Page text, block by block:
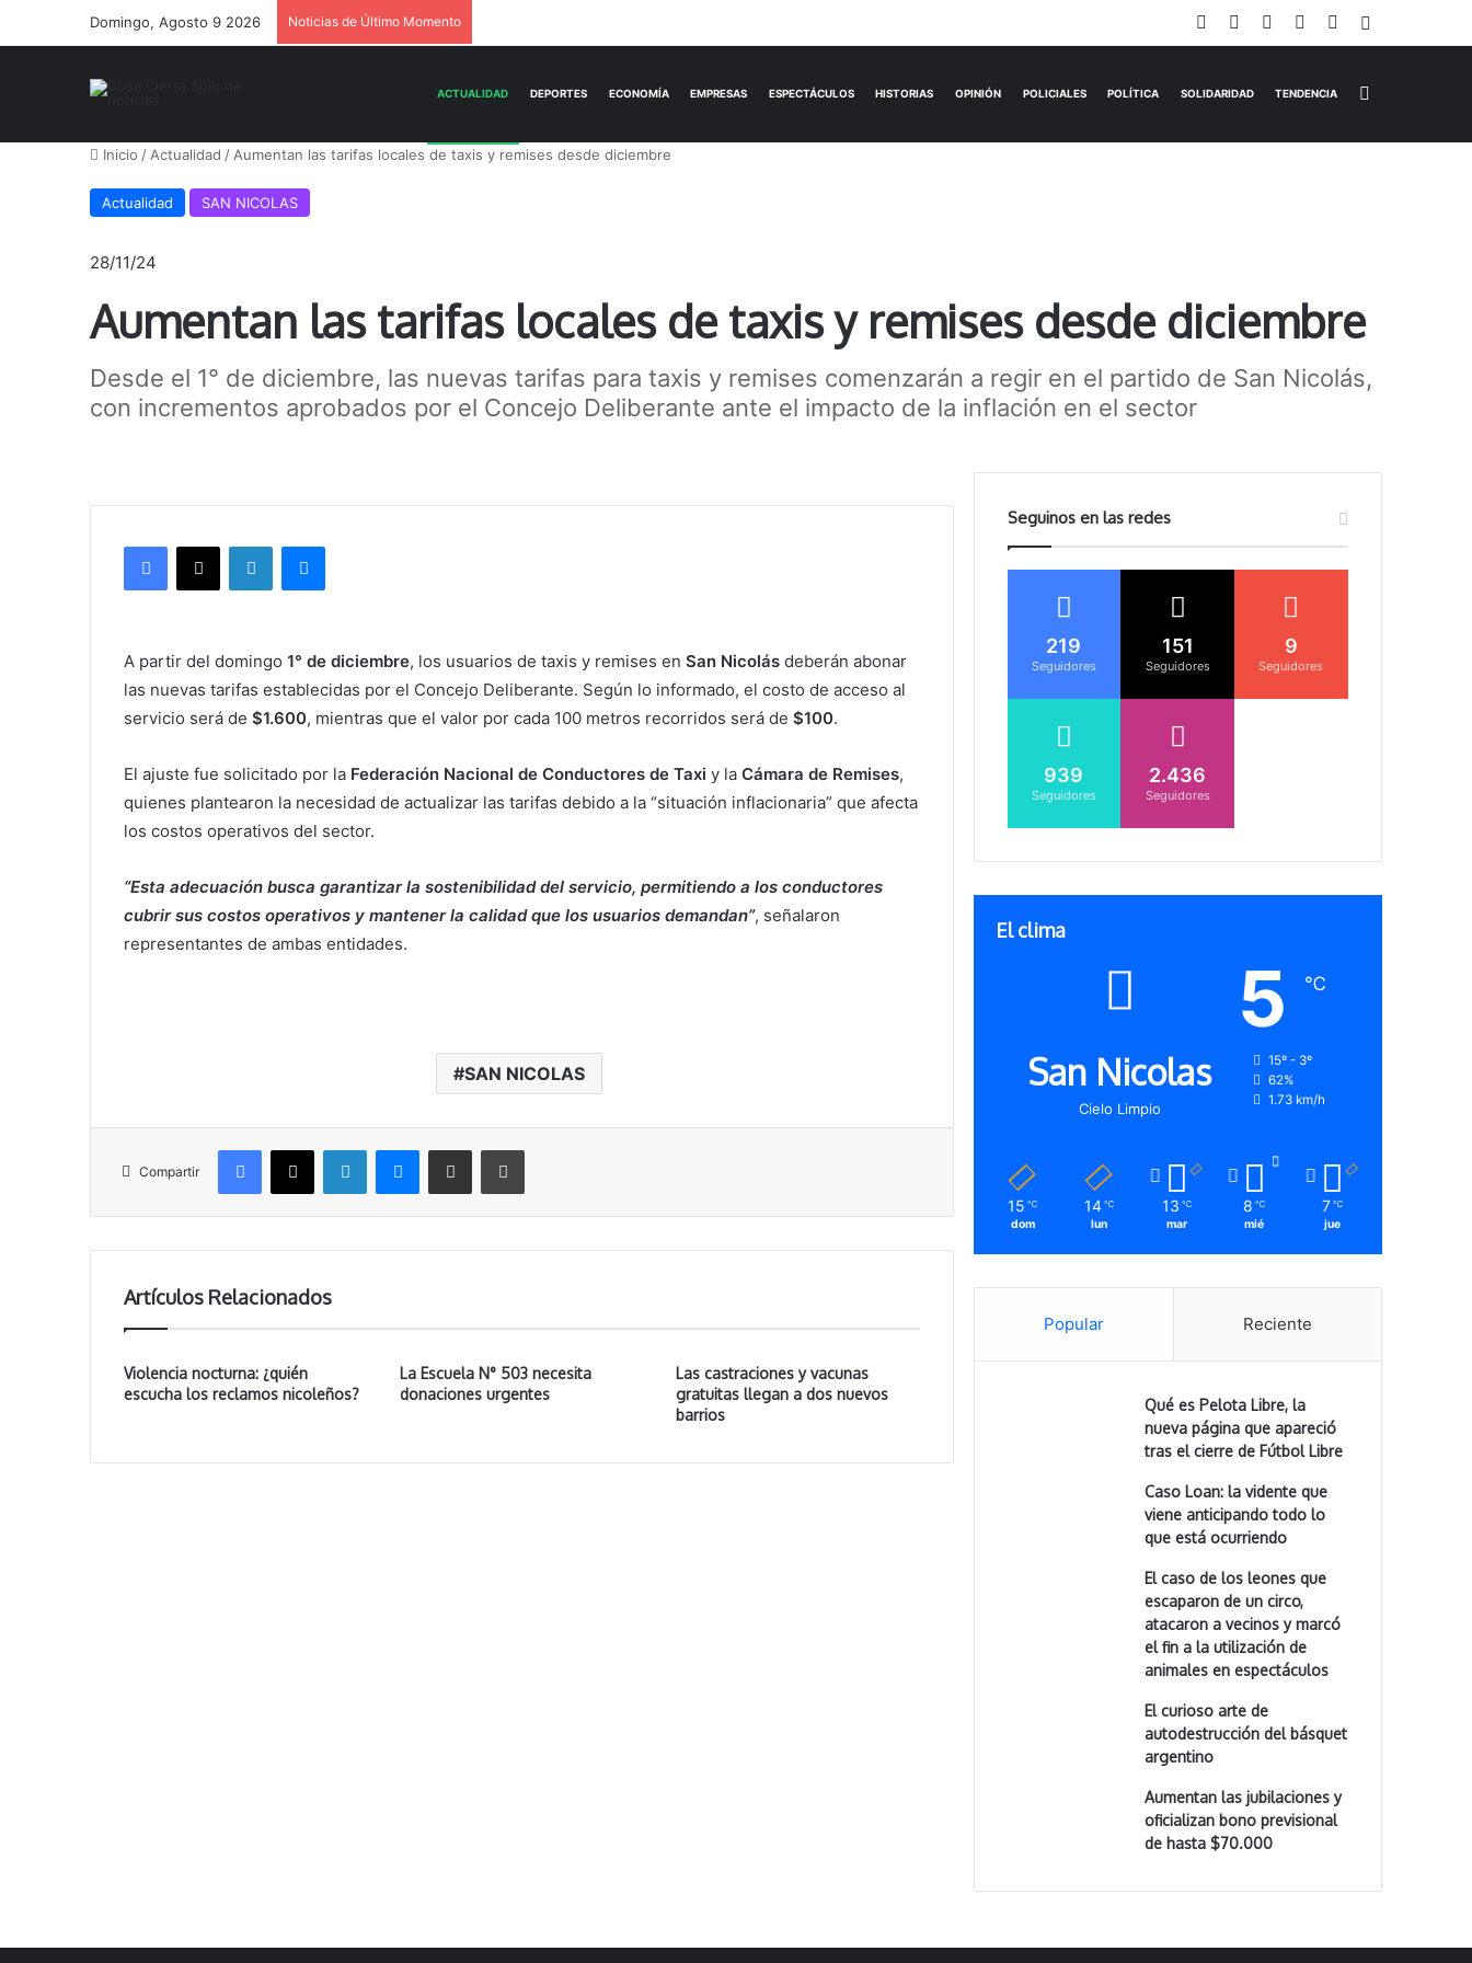
Domingo, Agosto 9 2026 Noticias de Último Momento Facebook YouTubeInstagram
TikTok
Inicio / Actualidad / Aumentan las tarifas locales de taxis y remises desde diciembre
Actualidad SAN NICOLAS
28/11/24
Aumentan las tarifas locales de taxis y remises desde diciembre
Desde el 1° de diciembre, las nuevas tarifas para taxis y remises comenzarán a regir en el partido de San Nicolás,
con incrementos aprobados por el Concejo Deliberante ante el impacto de la inflación en el sector
X LinkedIn
A partir del domingo1° de diciembre, los usuarios de taxis y remises enSan Nicolás deberán abonar
las nuevas tarifas establecidas por el Concejo Deliberante. Según lo informado, el costo de acceso al
servicio será de$1.600, mientras que el valor por cada 100 metros recorridos será de$100.
El ajuste fue solicitado por la Federación Nacional de Conductores de Taxi y laCámara de Remises,
quienes plantearon la necesidad de actualizar las tarifas debido a la “situación inflacionaria” que afecta
los costos operativos del sector.
“Esta adecuación busca garantizar la sostenibilidad del servicio, permitiendo a los conductores
cubrir sus costos operativos y mantener la calidad que los usuarios demandan”, señalaron
representantes de ambas entidades.
SAN NICOLAS
Compartir
X LinkedIn Compartir vía correo electrónico
Artículos Relacionados
Violencia nocturna: ¿quién
escucha los reclamos nicoleños?
La Escuela N° 503 necesita
donaciones urgentes
Las castraciones y vacunas
gratuitas llegan a dos nuevos
barrios
Seguinos en las redes
219
Seguidores
151
Seguidores
9
Seguidores
939
Seguidores
2.436
Seguidores
El clima
San Nicolas
Cielo Limpio
5 ℃
15º - 3º
62%
1.73 km/h
15 ℃
dom
14 ℃
lun
13 ℃
mar
8 ℃
mié
7 ℃
jue
Popular Reciente
Qué es Pelota Libre, la
nueva página que apareció
tras el cierre de Fútbol Libre
Caso Loan: la vidente que
viene anticipando todo lo
que está ocurriendo
El caso de los leones que
escaparon de un circo,
atacaron a vecinos y marcó
el fin a la utilización de
animales en espectáculos
El curioso arte de
autodestrucción del básquet
argentino
Aumentan las jubilaciones y
oficializan bono previsional
de hasta $70.000